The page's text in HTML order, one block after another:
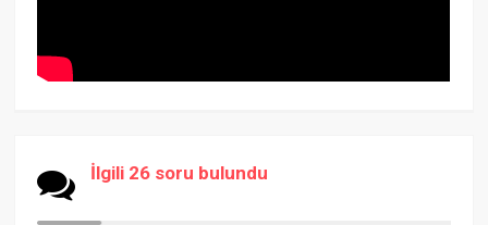
İlgili 26 soru bulundu